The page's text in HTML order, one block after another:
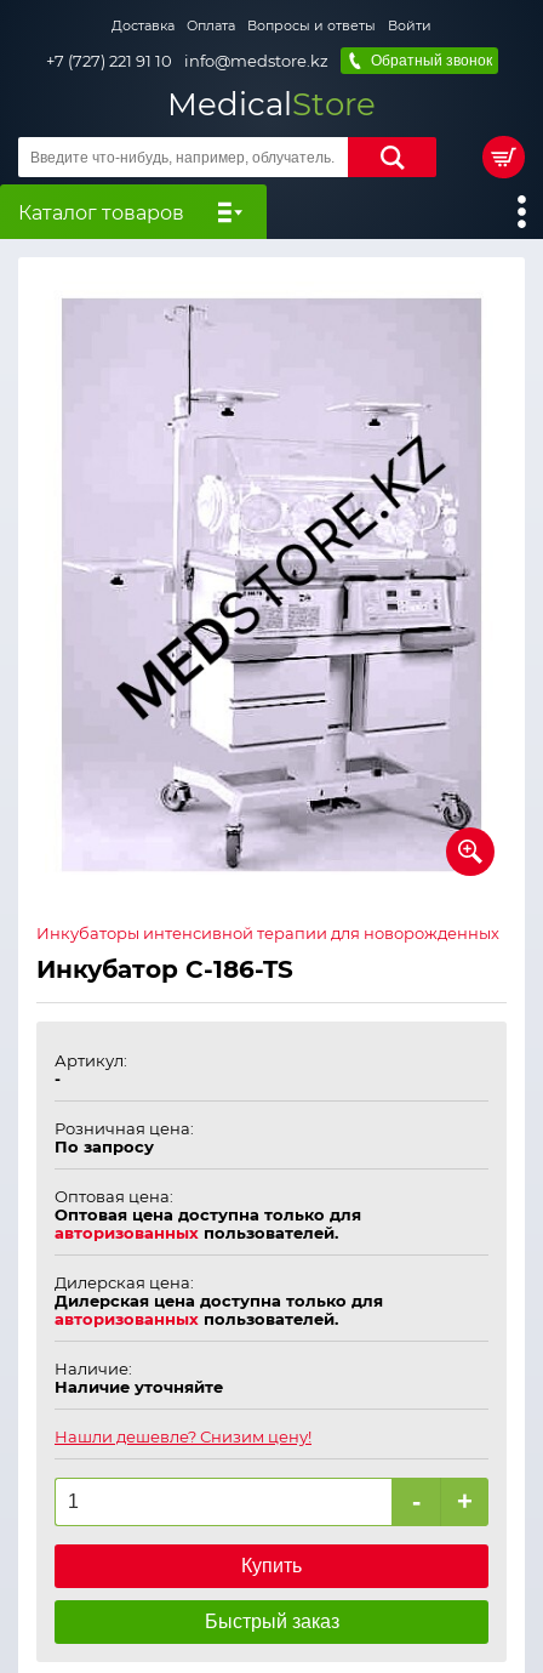
Доставка Оплата Вопросы и ответы Войти
+7 (727) 221 91 10 info@medstore.kz Обратный звонок
MedicalStore
Каталог товаров
Инкубаторы интенсивной терапии для новорожденных
Инкубатор C-186-TS
Артикул:
-
Розничная цена:
По запросу
Оптовая цена:
Оптовая цена доступна только для
авторизованных пользователей.
Дилерская цена:
Дилерская цена доступна только для
авторизованных пользователей.
Наличие:
Наличие уточняйте
Нашли дешевле? Снизим цену!
- +
Купить
Быстрый заказ